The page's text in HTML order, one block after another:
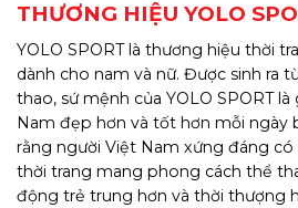
THƯƠNG HIỆU YOLO
YOLO SPORT là thương hiệu thời
dành cho nam và nữ. Được sinh ra
thao, sứ mệnh của YOLO SPORT
Nam đẹp hơn và tốt hơn mỗi ngày
rằng người Việt Nam xứng đáng
thời trang mang phong cách thể
động trẻ trung hơn và thời thượng